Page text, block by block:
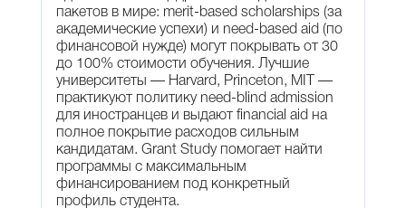
пакетов в мире: merit-based scholarships (за
академические успехи) и need-based aid (по
финансовой нужде) могут покрывать от 30
до 100% стоимости обучения. Лучшие
университеты — Harvard, Princeton, MIT —
практикуют политику need-blind admission
для иностранцев и выдают financial aid на
полное покрытие расходов сильным
кандидатам. Grant Study помогает найти
программы с максимальным
финансированием под конкретный
профиль студента.